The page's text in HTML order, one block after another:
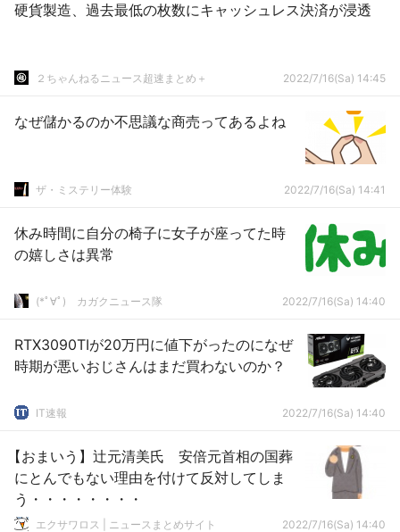
硬貨製造、過去最低の枚数にキャッシュレス決済が浸透
２ちゃんねるニュース超速まとめ＋ 2022/7/16(Sa) 14:45
なぜ儲かるのか不思議な商売ってあるよね
ザ・ミステリー体験 2022/7/16(Sa) 14:41
休み時間に自分の椅子に女子が座ってた時
の嬉しさは異常
(*ﾟ∀ﾟ)ゞカガクニュース隊 2022/7/16(Sa) 14:40
RTX3090TIが20万円に値下がったのになぜ
時期が悪いおじさんはまだ買わないのか？
IT速報 2022/7/16(Sa) 14:40
【おまいう】辻元清美氏 安倍元首相の国葬
にとんでもない理由を付けて反対してしま
う・・・・・・・・
エクサワロス | ニュースまとめサイト 2022/7/16(Sa) 14:40